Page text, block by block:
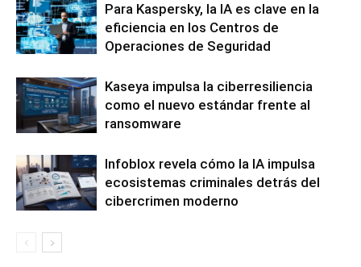
Para Kaspersky, la IA es clave en la
eficiencia en los Centros de
Operaciones de Seguridad
Kaseya impulsa la ciberresiliencia
como el nuevo estándar frente al
ransomware
Infoblox revela cómo la IA impulsa
ecosistemas criminales detrás del
cibercrimen moderno